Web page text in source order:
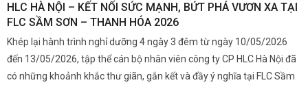
HLC HÀ NỘI – KẾT NỐI SỨC MẠNH, BỨT PHÁ VƯƠN XA TẠI
FLC SẦM SƠN – THANH HÓA 2026
Khép lại hành trình nghỉ dưỡng 4 ngày 3 đêm từ ngày 10/05/2026
đến 13/05/2026, tập thể cán bộ nhân viên công ty CP HLC Hà Nội đã
có những khoảnh khắc thư giãn, gắn kết và đầy ý nghĩa tại FLC Sầm